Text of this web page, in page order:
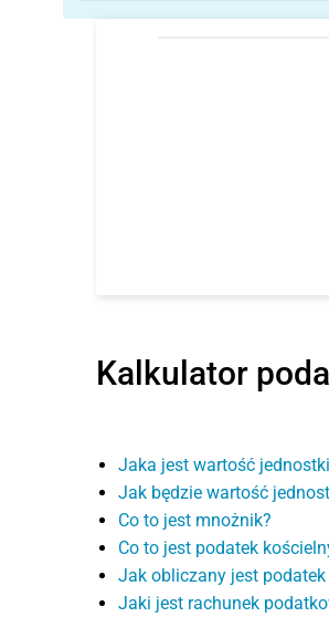
Kalkulator
Jaka jest wartość
Jak będzie wartość
Co to jest mnożnik?
Co to jest podatek
Jak obliczany jest
Jaki jest rachunek